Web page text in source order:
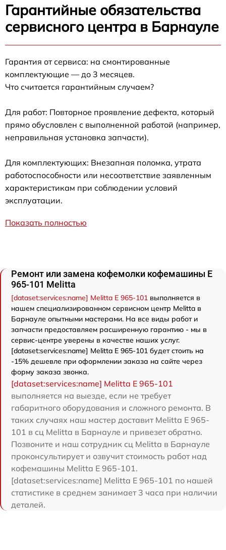
Гарантийные обязательства
сервисного центра в Барнауле
Гарантия от сервиса: на смонтированные
комплектующие — до 3 месяцев.
Что считается гарантийным случаем?
Для работ: Повторное проявление дефекта, который
прямо обусловлен с выполненной работой (например,
неправильная установка запчасти).
Для комплектующих: Внезапная поломка, утрата
работоспособности или несоответствие заявленным
характеристикам при соблюдении условий
эксплуатации.
Показать полностью
Ремонт или замена кофемолки кофемашины Е
965-101 Melitta
[dataset:services:name] Melitta Е 965-101 выполняется в
нашем специализированном сервисном центр Melitta в
Барнауле опытными мастерами. На все виды работ и
запчасти предоставляем расширенную гарантию - мы в
сервис-центре уверены в качестве наших услуг.
[dataset:services:name] Melitta Е 965-101 будет стоить на
-15% дешевле при оформлении заказа на сайте через
форму заказа звонка.
[dataset:services:name] Melitta Е 965-101
выполняется на выезде, если не требует
габаритного оборудования и сложного ремонта. В
таких случаях наш мастер доставит Melitta Е 965-
101 в сц Melitta в Барнауле и привезет обратно.
Позвоните и наш сотрудник сц Melitta в Барнауле
проконсультирует и озвучит стоимость работ над
кофемашины Melitta Е 965-101.
[dataset:services:name] Melitta Е 965-101 по нашей
статистике в среднем занимает 3 часа при наличии
деталей.